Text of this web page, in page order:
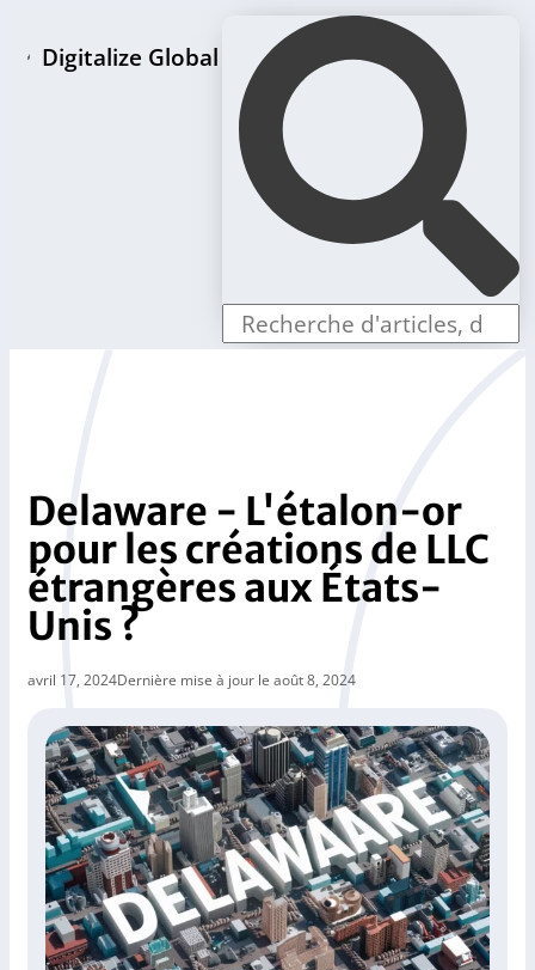
Digitalize Global
Delaware - L'étalon-or
pour les créations de LLC
étrangères aux États-
Unis ?
avril 17, 2024Dernière mise à jour le août 8, 2024